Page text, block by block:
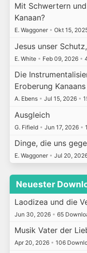
Mit Schwertern
Kanaan?
E. Waggoner • Okt 15,
Jesus unser
E. White • Feb 09, 2026 •
Die
Eroberung Kanaans
A. Ebens • Jul 15, 2026 •
Ausgleich
G. Fifield • Jun 17, 2026 •
Dinge, die uns
E. Waggoner • Jul 20,
Neuester
Laodizea und die
Jun 30, 2026 • 65
Musik Vater der
Apr 20, 2026 • 106